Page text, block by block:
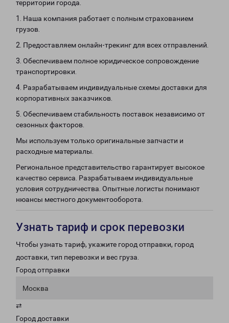
территории города.
1. Наша компания работает с полным страхованием
грузов.
2. Предоставляем онлайн-трекинг для всех отправлений.
3. Обеспечиваем полное юридическое сопровождение
транспортировки.
4. Разрабатываем индивидуальные схемы доставки для
корпоративных заказчиков.
5. Обеспечиваем стабильность поставок независимо от
сезонных факторов.
Мы используем только оригинальные запчасти и
расходные материалы.
Региональное представительство гарантирует высокое
качество сервиса. Разрабатываем индивидуальные
условия сотрудничества. Опытные логисты понимают
нюансы местного документооборота.
Узнать тариф и срок перевозки
Чтобы узнать тариф, укажите город отправки, город
доставки, тип перевозки и вес груза.
Город отправки
Москва
⇄
Город доставки